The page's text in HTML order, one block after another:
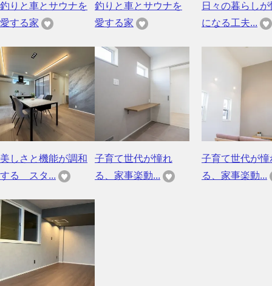
釣りと車とサウナを
愛する家
釣りと車とサウナを
愛する家
日々の暮らしが
になる工夫...
美しさと機能が調和
する スタ...
子育て世代が憧れ
る、家事楽動...
子育て世代が憧
る、家事楽動...